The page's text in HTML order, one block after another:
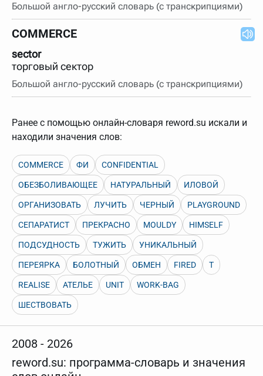
Большой англо-русский словарь (с транскрипциями)
COMMERCE
sector
торговый сектор
Большой англо-русский словарь (с транскрипциями)
Ранее с помощью онлайн-словаря reword.su искали и
находили значения слов:
COMMERCE ФИ CONFIDENTIAL
ОБЕЗБОЛИВАЮЩЕЕ НАТУРАЛЬНЫЙ ИЛОВОЙ
ОРГАНИЗОВАТЬ ЛУЧИТЬ ЧЕРНЫЙ PLAYGROUND
СЕПАРАТИСТ ПРЕКРАСНО MOULDY HIMSELF
ПОДСУДНОСТЬ ТУЖИТЬ УНИКАЛЬНЫЙ
ПЕРЕЯРКА БОЛОТНЫЙ ОБМЕН FIRED T
REALISE АТЕЛЬЕ UNIT WORK-BAG
ШЕСТВОВАТЬ
2008 - 2026
reword.su: программа-словарь и значения